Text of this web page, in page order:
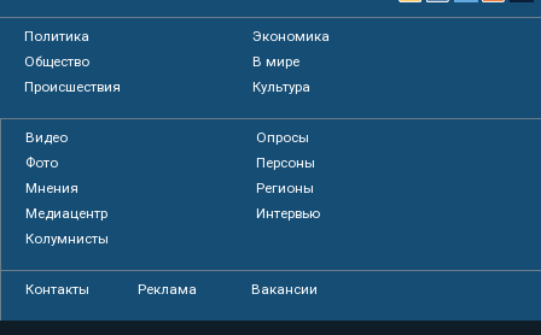
Политика
Экономика
Общество
В мире
Происшествия
Культура
Видео
Опросы
Фото
Персоны
Мнения
Регионы
Медиацентр
Интервью
Колумнисты
Контакты Реклама Вакансии